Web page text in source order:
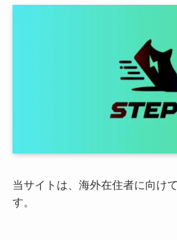
当サイトは、海外在住者に向け
す。